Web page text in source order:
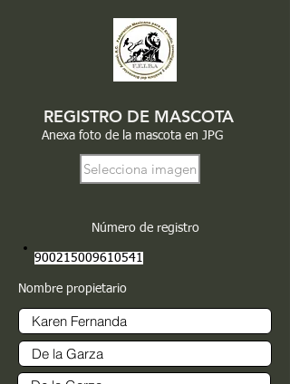
REGISTRO DE MASCOTA
Anexa foto de la mascota en JPG
Selecciona imagen
Número de registro
900215009610541
Nombre propietario